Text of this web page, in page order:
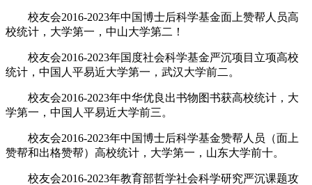
校友会2016-2023年中国博士后科学基金面上赞帮人员高
校统计，大学第一，中山大学第二！
校友会2016-2023年国度社会科学基金严沉项目立项高校
统计，中国人平易近大学第一，武汉大学前二。
校友会2016-2023年中华优良出书物图书获高校统计，大
学第一，中国人平易近大学前三。
校友会2016-2023年中国博士后科学基金赞帮人员（面上
赞帮和出格赞帮）高校统计，大学第一，山东大学前十。
校友会2016-2023年教育部哲学社会科学研究严沉课题攻